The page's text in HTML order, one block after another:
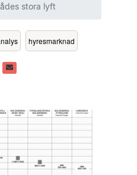
stora lyft
hyresmarknad